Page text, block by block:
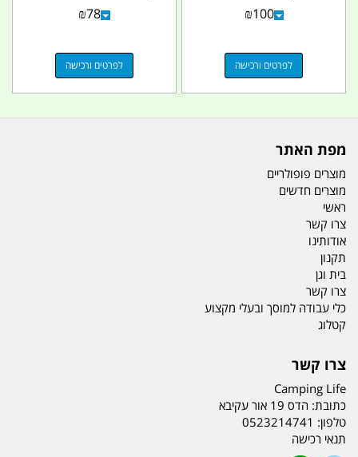
₪100
לפרטים ורכישה
₪78
לפרטים ורכישה
מפת האתר
מוצרים פופולריים
מוצרים חדשים
ראשי
צרו קשר
אודותינו
תקנון
בית וגן
צרו קשר
כלי עבודה למוסך ובעלי מקצוע
קטלוג
צרו קשר
Camping Life
כתובת: הדס 19 אור עקיבא
טלפון: 0523214741
תנאי רכישה